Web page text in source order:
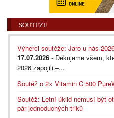
SOUTĚŽE
Výherci soutěže: Jaro u nás 2026
17.07.2026 - Děkujeme všem,
2026 zapojili –...
Soutěž o 2× Vitamin C 500
Soutěž: Letní úklid nemusí být
pár jednoduchých triků